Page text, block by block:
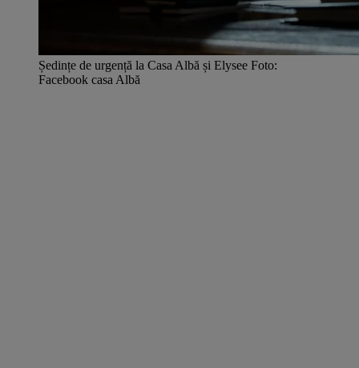
Ședințe de urgență la Casa Albă și Elysee Foto:
Facebook casa Albă